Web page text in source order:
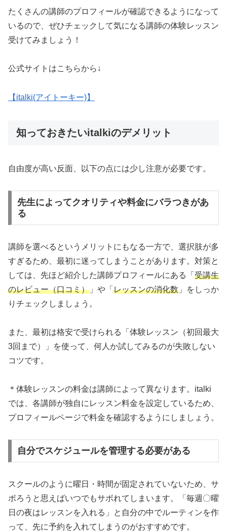
たくさんの講師のプロフィールが確認できるようになって
いるので、ぜひチェックして気になる講師の体験レッスン
受けてみましょう！
公式サイトはこちらから↓
【italki(アイトーキー)】
知っておきたいitalkiのデメリット
自由度が高い反面、以下の点には少し注意が必要です。
先生によってクオリティや料金にバラつきがあ
る
講師を選べるというメリットにもなる一方で、選択肢が多
すぎるため、最初に迷ってしまうことがあります。対策と
しては、先ほど紹介した講師プロフィールにある「 受講生
のレビュー（口コミ） 」や「 レッスンの消化数 」をしっか
りチェックしましょう。
また、最初は格安で受けられる「体験レッスン（初回最大
3回まで）」を使って、何人か試してみるのが失敗しない
コツです。
＊体験レッスンの料金は講師によって異なります。italki
では、各講師が独自にレッスン料金を設定しているため、
プロフィールページで料金を確認するようにしましょう。
自分でスケジュールを管理する必要がある
スクールのように曜日・時間が固定されていないため、サ
ボろうと思えばいつでもサボれてしまいます。「毎週〇曜
日の夜はレッスンを入れる」と自分の中でルーティンを作
って、先に予約を入れてしまうのがおすすめです。